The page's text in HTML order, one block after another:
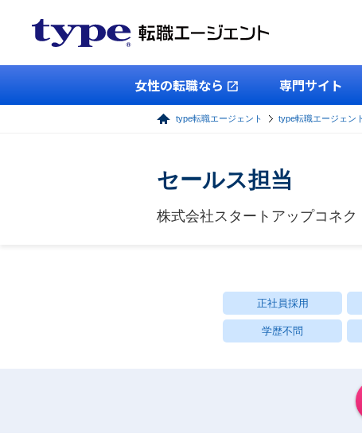
女性の転職なら 専門サイト
type転職エージェント type転職エージェン
セールス担当
株式会社スタートアップコネク
正社員採用
学歴不問